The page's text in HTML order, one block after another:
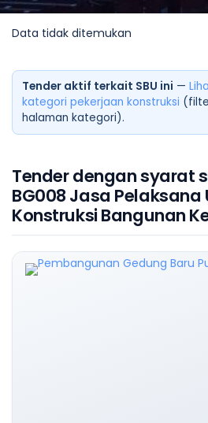
Data tidak ditemukan
Tender aktif terkait SBU ini —
kategori pekerjaan konstruksi
halaman kategori).
Tender dengan syarat
BG008 Jasa Pelaksana
Konstruksi Bangunan